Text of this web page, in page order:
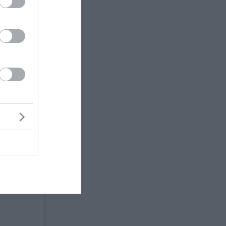
με
ότι
το